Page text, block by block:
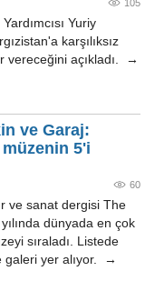
105
Yuriy
karşılıksız
vereceğini açıkladı. →
ve Garaj:
5'i
60
ve sanat dergisi The
dünyada en çok
sıraladı. Listede
galeri yer alıyor. →